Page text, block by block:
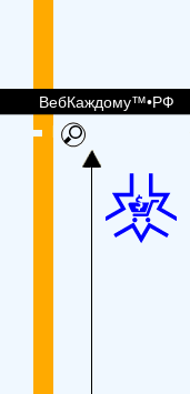
ВебКаждому™•РФ